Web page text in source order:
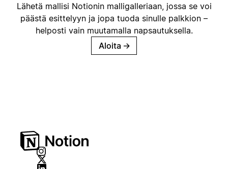
Lähetä mallisi Notionin malligalleriaan, jossa se voi
päästä esittelyyn ja jopa tuoda sinulle palkkion –
helposti vain muutamalla napsautuksella.
Aloita →